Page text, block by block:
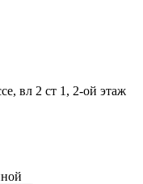
вл 2 ст 1, 2-ой этаж